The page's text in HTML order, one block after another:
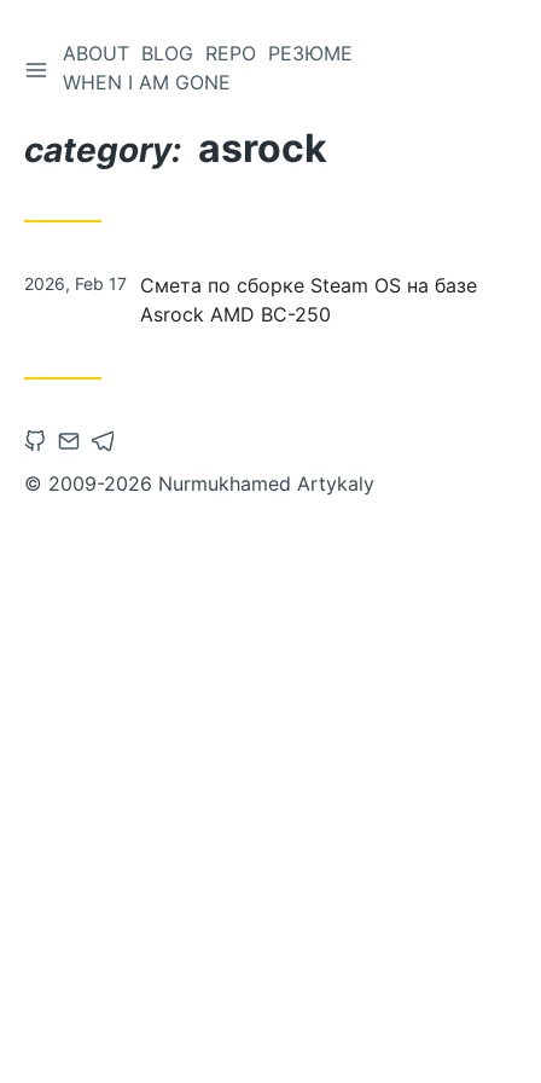
ABOUT BLOG REPO РЕЗЮМЕ
WHEN I AM GONE
category: asrock
2026, Feb 17
Смета по сборке Steam OS на базе
Asrock AMD BC-250
© 2009-2026 Nurmukhamed Artykaly